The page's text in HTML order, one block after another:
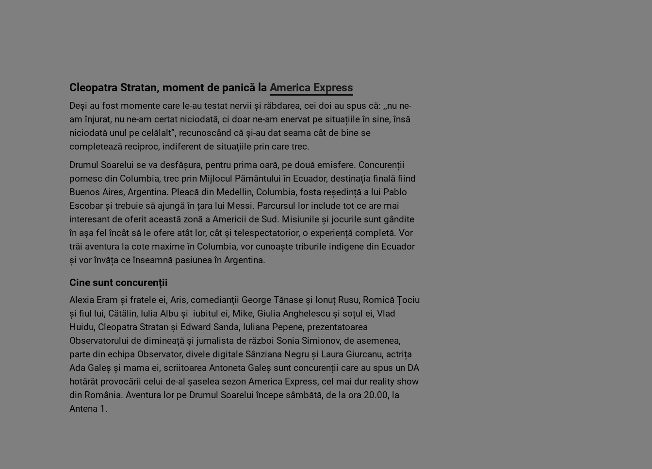
Cleopatra Stratan, moment de panică la America Express
Deși au fost momente care le-au testat nervii și răbdarea, cei doi au spus că: ,,nu ne-
am înjurat, nu ne-am certat niciodată, ci doar ne-am enervat pe situațiile în sine, însă
niciodată unul pe celălalt’’, recunoscând că și-au dat seama cât de bine se
completează reciproc, indiferent de situațiile prin care trec.
Drumul Soarelui se va desfășura, pentru prima oară, pe două emisfere. Concurenții
pornesc din Columbia, trec prin Mijlocul Pământului în Ecuador, destinația finală fiind
Buenos Aires, Argentina. Pleacă din Medellin, Columbia, fosta reședință a lui Pablo
Escobar și trebuie să ajungă în țara lui Messi. Parcursul lor include tot ce are mai
interesant de oferit această zonă a Americii de Sud. Misiunile și jocurile sunt gândite
în așa fel încât să le ofere atât lor, cât și telespectatorior, o experiență completă. Vor
trăi aventura la cote maxime în Columbia, vor cunoaște triburile indigene din Ecuador
și vor învăța ce înseamnă pasiunea în Argentina.
Cine sunt concurenții
Alexia Eram și fratele ei, Aris, comedianții George Tănase și Ionuț Rusu, Romică Țociu
și fiul lui, Cătălin, Iulia Albu și iubitul ei, Mike, Giulia Anghelescu și soțul ei, Vlad
Huidu, Cleopatra Stratan și Edward Sanda, Iuliana Pepene, prezentatoarea
Observatorului de dimineață și jurnalista de război Sonia Simionov, de asemenea,
parte din echipa Observator, divele digitale Sânziana Negru și Laura Giurcanu, actrița
Ada Galeș și mama ei, scriitoarea Antoneta Galeș sunt concurenții care au spus un DA
hotărăt provocării celui de-al șaselea sezon America Express, cel mai dur reality show
din România. Aventura lor pe Drumul Soarelui începe sâmbătă, de la ora 20.00, la
Antena 1.